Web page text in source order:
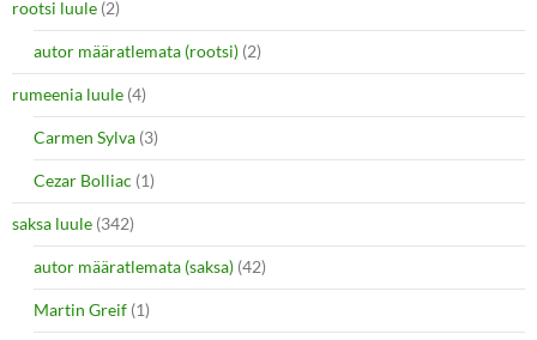
rootsi luule (2)
autor määratlemata (rootsi) (2)
rumeenia luule (4)
Carmen Sylva (3)
Cezar Bolliac (1)
saksa luule (342)
autor määratlemata (saksa) (42)
Martin Greif (1)